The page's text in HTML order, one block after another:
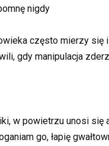
nigdy
często mierzy
gdy manipulacja
w powietrzu unosi
go, łapię